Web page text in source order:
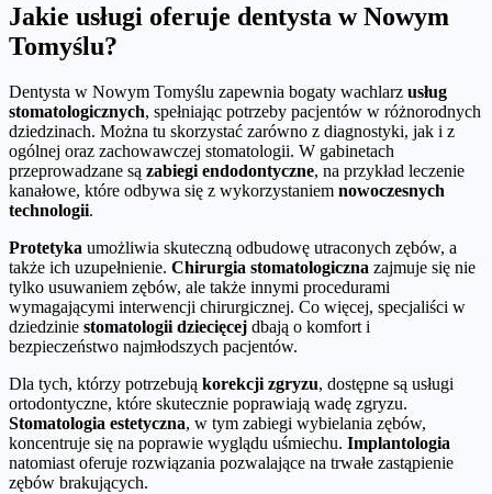
Jakie usługi oferuje dentysta w Nowym
Tomyślu?
Dentysta w Nowym Tomyślu zapewnia bogaty wachlarz usług
stomatologicznych, spełniając potrzeby pacjentów w różnorodnych
dziedzinach. Można tu skorzystać zarówno z diagnostyki, jak i z
ogólnej oraz zachowawczej stomatologii. W gabinetach
przeprowadzane są zabiegi endodontyczne, na przykład leczenie
kanałowe, które odbywa się z wykorzystaniem nowoczesnych
technologii.
Protetyka umożliwia skuteczną odbudowę utraconych zębów, a
także ich uzupełnienie. Chirurgia stomatologiczna zajmuje się nie
tylko usuwaniem zębów, ale także innymi procedurami
wymagającymi interwencji chirurgicznej. Co więcej, specjaliści w
dziedzinie stomatologii dziecięcej dbają o komfort i
bezpieczeństwo najmłodszych pacjentów.
Dla tych, którzy potrzebują korekcji zgryzu, dostępne są usługi
ortodontyczne, które skutecznie poprawiają wadę zgryzu.
Stomatologia estetyczna, w tym zabiegi wybielania zębów,
koncentruje się na poprawie wyglądu uśmiechu. Implantologia
natomiast oferuje rozwiązania pozwalające na trwałe zastąpienie
zębów brakujących.